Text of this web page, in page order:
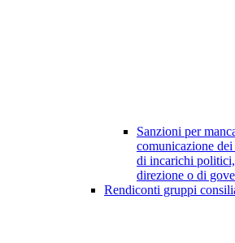
Sanzioni per
comunicazione
di incarichi
direzione o di
Rendiconti gruppi